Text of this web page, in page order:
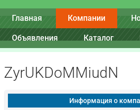
Главная Компании
Объявления Каталог
ZyrUKDoMMiudN
Информация о